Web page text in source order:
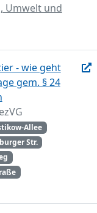
Umwelt und
- wie geht
gem. § 24
Allee
Str.